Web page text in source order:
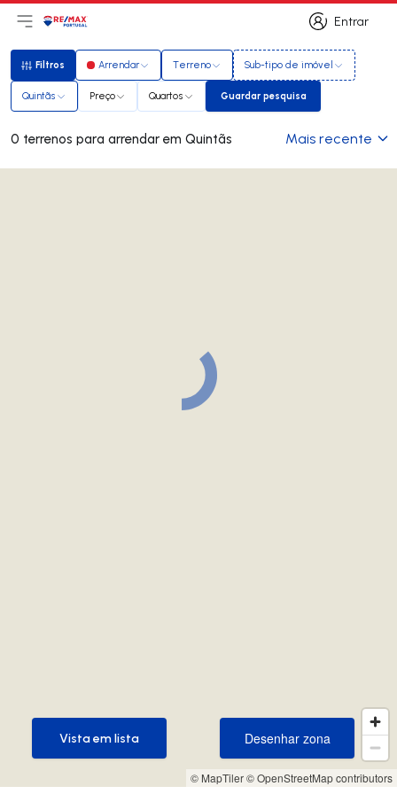
Entrar
Entrar
Abri menu principal
LogoIr para página inicial
Filtros
Filtros Arrendar Terreno Sub-tipo de imóvel
Quintãs Preço Quartos Guardar pesquisa
Guardar pesquisa
0 terrenos para arrendar em Quintãs Mais recente
© MapTiler© OpenStreetMap contributors
Desenhar zona
Desenhar zona
Vista em lista
Vista em lista